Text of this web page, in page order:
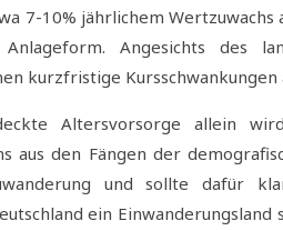
7-10% jährlichem Wertzuwachs
Anlageform. Angesichts des
kurzfristige Kursschwankungen
Altersvorsorge allein
aus den Fängen der
und sollte dafür
ein